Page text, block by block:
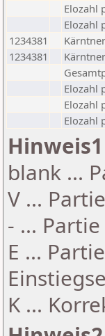
Elozahl
Elozahl
1234381
1234381
Elozahl
Elozahl
Elozahl
Hinweis1
blank ...
V ...
- ...
E ...
K ...